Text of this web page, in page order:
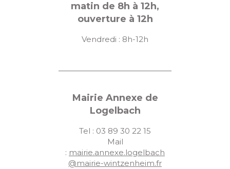
matin de 8h à 12h,
ouverture à 12h
Vendredi : 8h-12h
Mairie Annexe de
Logelbach
Tel : 03 89 30 22 15
Mail
: mairie.annexe.logelbach
@mairie-wintzenheim.fr